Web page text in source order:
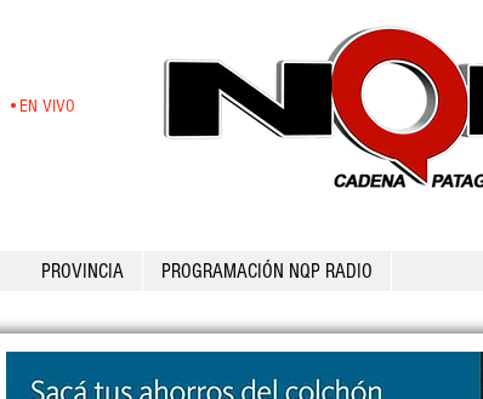
•EN VIVO
PROVINCIA PROGRAMACIÓN NQP RADIO